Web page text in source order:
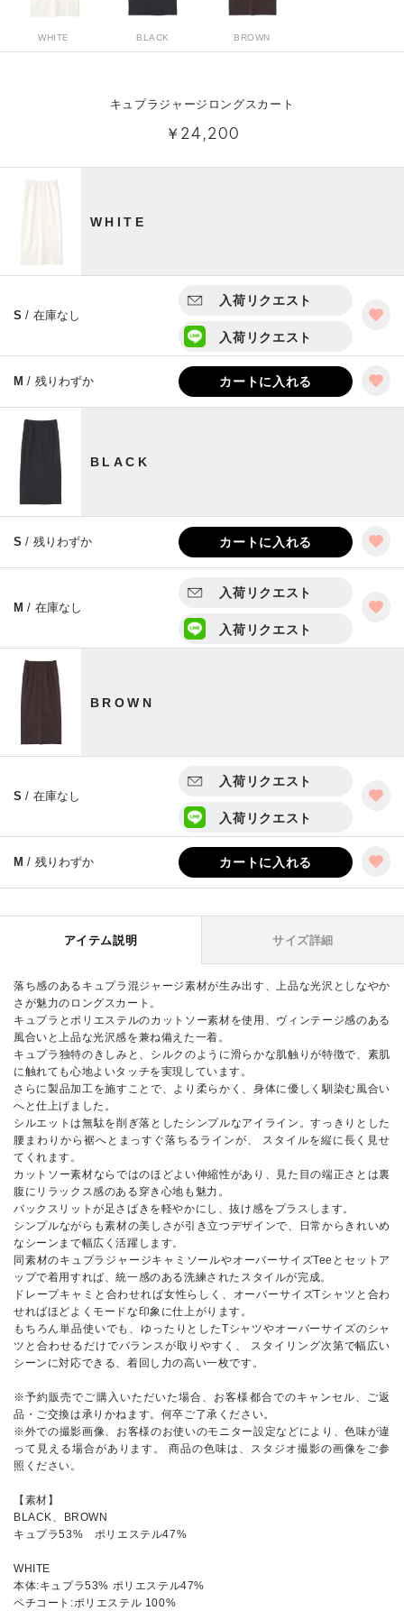
WHITE BLACK BROWN
キュプラジャージロングスカート
￥24,200
WHITE
S / 在庫なし
入荷リクエスト
入荷リクエスト
M / 残りわずか カートに入れる
BLACK
S / 残りわずか カートに入れる
M / 在庫なし
入荷リクエスト
入荷リクエスト
BROWN
S / 在庫なし
入荷リクエスト
入荷リクエスト
M / 残りわずか カートに入れる
アイテム説明 サイズ詳細
落ち感のあるキュプラ混ジャージ素材が生み出す、上品な光沢としなやか
さが魅力のロングスカート。
キュプラとポリエステルのカットソー素材を使用、ヴィンテージ感のある
風合いと上品な光沢感を兼ね備えた一着。
キュプラ独特のきしみと、シルクのように滑らかな肌触りが特徴で、素肌
に触れても心地よいタッチを実現しています。
さらに製品加工を施すことで、より柔らかく、身体に優しく馴染む風合い
へと仕上げました。
シルエットは無駄を削ぎ落としたシンプルなアイライン。すっきりとした
腰まわりから裾へとまっすぐ落ちるラインが、 スタイルを縦に長く見せ
てくれます。
カットソー素材ならではのほどよい伸縮性があり、見た目の端正さとは裏
腹にリラックス感のある穿き心地も魅力。
バックスリットが足さばきを軽やかにし、抜け感をプラスします。
シンプルながらも素材の美しさが引き立つデザインで、日常からきれいめ
なシーンまで幅広く活躍します。
同素材のキュプラジャージキャミソールやオーバーサイズTeeとセットア
ップで着用すれば、統一感のある洗練されたスタイルが完成。
ドレープキャミと合わせれば女性らしく、オーバーサイズTシャツと合わ
せればほどよくモードな印象に仕上がります。
もちろん単品使いでも、ゆったりとしたTシャツやオーバーサイズのシャ
ツと合わせるだけでバランスが取りやすく、 スタイリング次第で幅広い
シーンに対応できる、着回し力の高い一枚です。
※予約販売でご購入いただいた場合、お客様都合でのキャンセル、ご返
品・ご交換は承りかねます。何卒ご了承ください。
※外での撮影画像、お客様のお使いのモニター設定などにより、色味が違
って見える場合があります。 商品の色味は、スタジオ撮影の画像をご参
照ください。
【素材】
BLACK、BROWN
キュプラ53% ポリエステル47%
WHITE
本体:キュプラ53% ポリエステル47%
ペチコート:ポリエステル 100%